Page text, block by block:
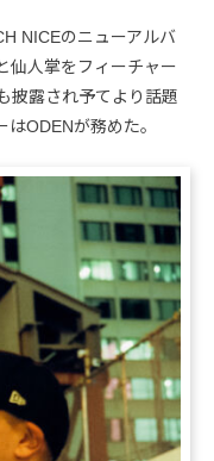
NICEのニューアルバ
仙人掌をフィーチャー
披露され予てより話題
ODENが務めた。